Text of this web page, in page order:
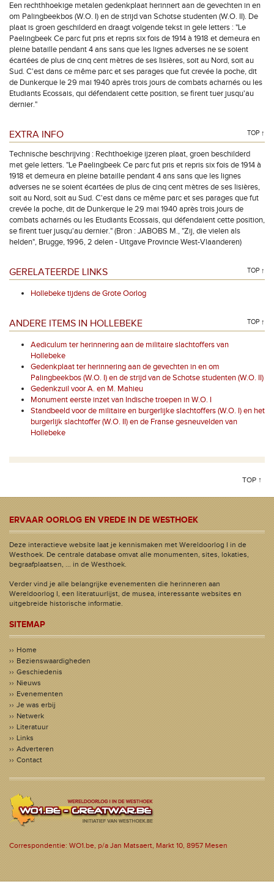
Een rechthhoekige metalen gedenkplaat herinnert aan de gevechten in en
om Palingbeekbos (W.O. I) en de strijd van Schotse studenten (W.O. II). De
plaat is groen geschilderd en draagt volgende tekst in gele letters : "Le
Paelingbeek Ce parc fut pris et repris six fois de 1914 à 1918 et demeura en
pleine bataille pendant 4 ans sans que les lignes adverses ne se soient
écartées de plus de cinq cent mètres de ses lisières, soit au Nord, soit au
Sud. C'est dans ce même parc et ses parages que fut crevée la poche, dit
de Dunkerque le 29 mai 1940 après trois jours de combats acharnés ou les
Etudiants Ecossais, qui défendaient cette position, se firent tuer jusqu'au
dernier."
EXTRA INFO TOP ↑
Technische beschrijving : Rechthoekige ijzeren plaat, groen beschilderd
met gele letters. "Le Paelingbeek Ce parc fut pris et repris six fois de 1914 à
1918 et demeura en pleine bataille pendant 4 ans sans que les lignes
adverses ne se soient écartées de plus de cinq cent mètres de ses lisières,
soit au Nord, soit au Sud. C'est dans ce même parc et ses parages que fut
crevée la poche, dit de Dunkerque le 29 mai 1940 après trois jours de
combats acharnés ou les Etudiants Ecossais, qui défendaient cette position,
se firent tuer jusqu'au dernier." (Bron : JABOBS M., "Zij, die vielen als
helden", Brugge, 1996, 2 delen - Uitgave Provincie West-Vlaanderen)
GERELATEERDE LINKS TOP ↑
Hollebeke tijdens de Grote Oorlog
ANDERE ITEMS IN HOLLEBEKE TOP ↑
Aediculum ter herinnering aan de militaire slachtoffers van
Hollebeke
Gedenkplaat ter herinnering aan de gevechten in en om
Palingbeekbos (W.O. I) en de strijd van de Schotse studenten (W.O. II)
Gedenkzuil voor A. en M. Mahieu
Monument eerste inzet van Indische troepen in W.O. I
Standbeeld voor de militaire en burgerlijke slachtoffers (W.O. I) en het
burgerlijk slachtoffer (W.O. II) en de Franse gesneuvelden van
Hollebeke
TOP ↑
ERVAAR OORLOG EN VREDE IN DE WESTHOEK
Deze interactieve website laat je kennismaken met Wereldoorlog I in de
Westhoek. De centrale database omvat alle monumenten, sites, lokaties,
begraafplaatsen, ... in de Westhoek.
Verder vind je alle belangrijke evenementen die herinneren aan
Wereldoorlog I, een literatuurlijst, de musea, interessante websites en
uitgebreide historische informatie.
SITEMAP
Home
Bezienswaardigheden
Geschiedenis
Nieuws
Evenementen
Je was erbij
Netwerk
Literatuur
Links
Adverteren
Contact
Correspondentie: WO1.be, p/a Jan Matsaert, Markt 10, 8957 Mesen